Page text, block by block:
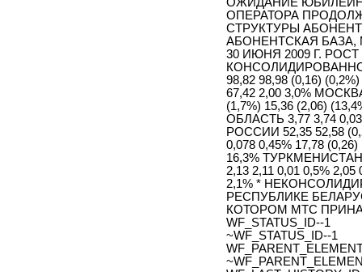
ОЖИДАНИЕ
ОПЕРАТОРА
СТРУКТУРЫ
АБОНЕНТСКАЯ БАЗА,
30 ИЮНЯ 2009 Г.
98,82 98,98 (0,16)
67,42 2,00 3,0%
(1,7%) 15,36 (2,06)
ОБЛАСТЬ 3,77 3,74
РОССИИ 52,35 52,58
0,078 0,45% 17,78
16,3% ТУРКМЕНИСТАН
2,13 2,11 0,01 0,5%
2,1% *
РЕСПУБЛИКЕ
КОТОРОМ МТС
WF_STATUS_ID--1
~WF_STATUS_ID--1